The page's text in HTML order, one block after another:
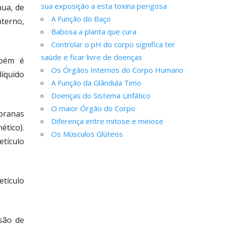
de
é
de
sua exposição a esta toxina perigosa
A Função do Baço
Babosa a planta que cura
Controlar o pH do corpo significa ter
saúde e ficar livre de doenças
Os Órgãos Internos do Corpo Humano
A Função da Glândula Timo
Doenças do Sistema Linfático
O maior Órgão do Corpo
Diferença entre mitose e meiose
Os Músculos Glúteos